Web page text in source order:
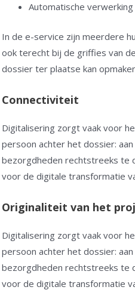
Automatische
In de e-service zijn meerdere
ook terecht bij de griffies van
dossier ter plaatse kan
Connectiviteit
Digitalisering zorgt vaak voor
persoon achter het dossier:
bezorgdheden rechtstreeks te
voor de digitale transformatie
Originaliteit van het
Digitalisering zorgt vaak voor
persoon achter het dossier:
bezorgdheden rechtstreeks te
voor de digitale transformatie